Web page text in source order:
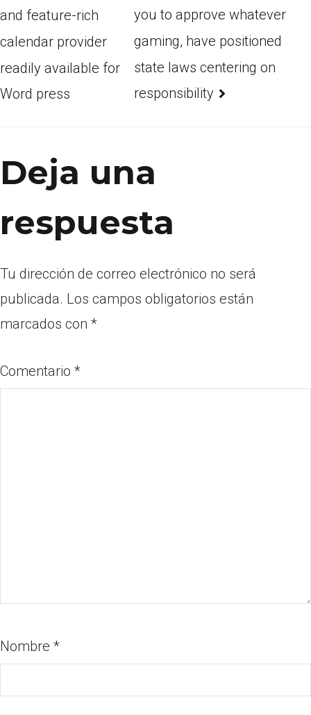
and feature-rich
calendar provider
readily available for
Word press
you to approve whatever
gaming, have positioned
state laws centering on
responsibility
Deja una
respuesta
Tu dirección de correo electrónico no será
publicada. Los campos obligatorios están
marcados con *
Comentario *
Nombre *